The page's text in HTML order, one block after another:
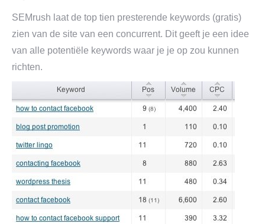
SEMrush laat de top tien presterende keywords (gratis)
zien van de site van een concurrent. Dit geeft je een idee
van alle potentiële keywords waar je je op zou kunnen
richten.